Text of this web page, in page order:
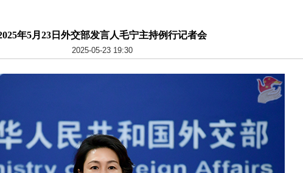
年5月23日外交部发言人毛宁主持例行记者会
2025-05-23 19:30